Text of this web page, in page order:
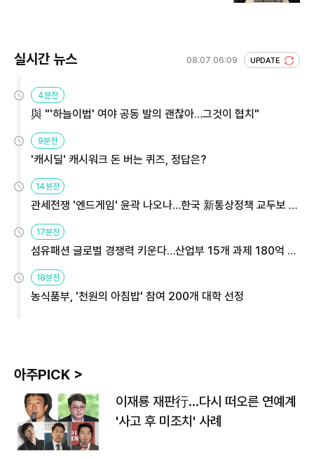
실시간 뉴스 08.07 06:09 UPDATE
4분전
與 "'하늘이법' 여야 공동 발의 괜찮아…그것이 협치"
9분전
'캐시딜' 캐시워크 돈 버는 퀴즈, 정답은?
14분전
관세전쟁 '엔드게임' 윤곽 나오나…한국 新통상정책 교두보 활
용해야
17분전
섬유패션 글로벌 경쟁력 키운다…산업부 15개 과제 180억 지
원
18분전
농식품부, '천원의 아침밥' 참여 200개 대학 선정
아주PICK >
이재룡 재판行…다시 떠오른 연예계
'사고 후 미조치' 사례